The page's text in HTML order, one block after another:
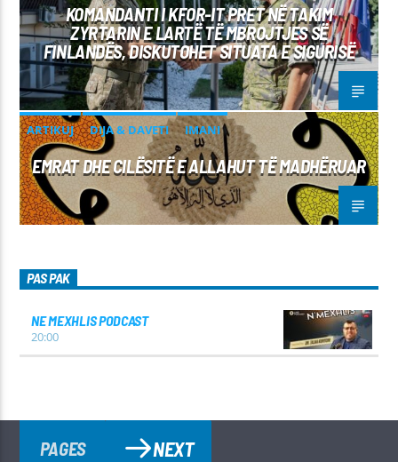
KOMANDANTI I KFOR-IT PRET NË TAKIM
ZYRTARIN E LARTË TË MBROJTJES SË
FINLANDËS, DISKUTOHET SITUATA E SIGURISË
ARTIKUJ DIJA & DAVETI IMANI
EMRAT DHE CILËSITË E ALLAHUT TË MADHËRUAR
PAS PAK
NE MEXHLIS PODCAST
20:00
PAGES NEXT